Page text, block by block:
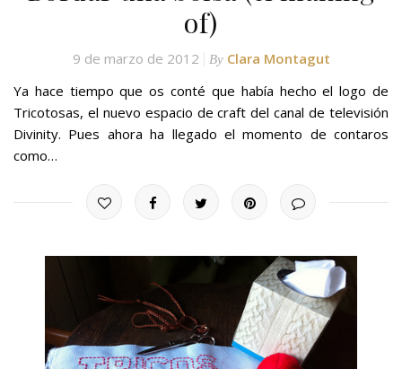
of)
9 de marzo de 2012 By Clara Montagut
Ya hace tiempo que os conté que había hecho el logo de
Tricotosas, el nuevo espacio de craft del canal de televisión
Divinity. Pues ahora ha llegado el momento de contaros
como…